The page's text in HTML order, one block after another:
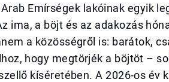
Emírségek lakóinak egyik
ima, a böjt és az adakozás
a közösségről is: barátok,
hogy megtörjék a böjtöt –
kíséretében. A 2026-os év